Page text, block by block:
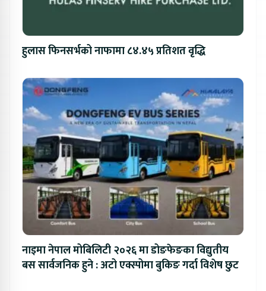
हुलास फिनसर्भको नाफामा ८४.४५ प्रतिशत वृद्धि
नाइमा नेपाल मोबिलिटी २०२६ मा डोङफेङका विद्युतीय
बस सार्वजनिक हुने : अटो एक्स्पोमा बुकिङ गर्दा विशेष छुट